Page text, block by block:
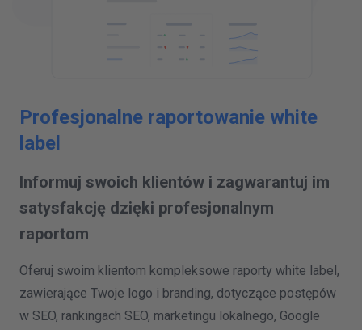
Profesjonalne raportowanie white
label
Informuj swoich klientów i zagwarantuj im
satysfakcję dzięki profesjonalnym
raportom
Oferuj swoim klientom kompleksowe raporty white label,
zawierające Twoje logo i branding, dotyczące postępów
w SEO, rankingach SEO, marketingu lokalnego, Google